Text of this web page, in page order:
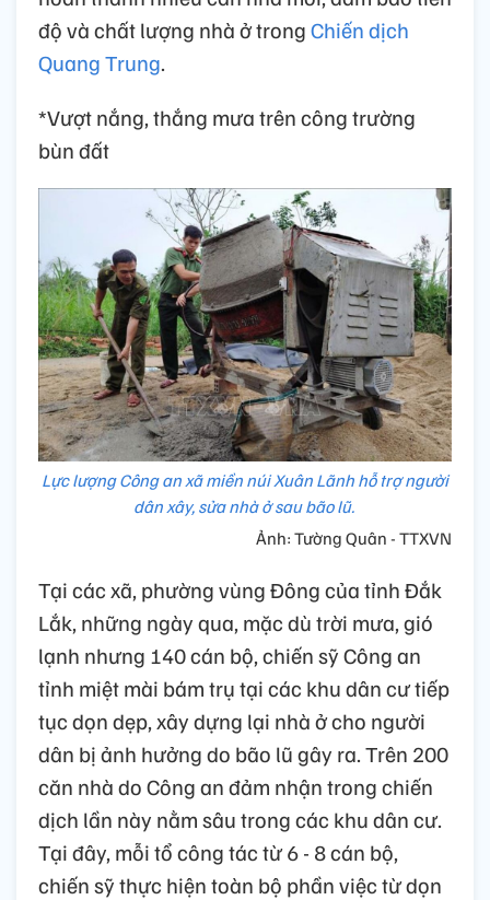
độ và chất lượng nhà ở trongChiến dịch
Quang Trung.
*Vượt nắng, thắng mưa trên công trường
bùn đất
Lực lượng Công an xã miền núi Xuân Lãnh hỗ trợ người
dân xây, sửa nhà ở sau bão lũ.
Ảnh: Tường Quân - TTXVN
Tại các xã, phường vùng Đông của tỉnh Đắk
Lắk, những ngày qua, mặc dù trời mưa, gió
lạnh nhưng 140 cán bộ, chiến sỹ Công an
tỉnh miệt mài bám trụ tại các khu dân cư tiếp
tục dọn dẹp, xây dựng lại nhà ở cho người
dân bị ảnh hưởng do bão lũ gây ra. Trên 200
căn nhà do Công an đảm nhận trong chiến
dịch lần này nằm sâu trong các khu dân cư.
Tại đây, mỗi tổ công tác từ 6 - 8 cán bộ,
chiến sỹ thực hiện toàn bộ phần việc từ dọn